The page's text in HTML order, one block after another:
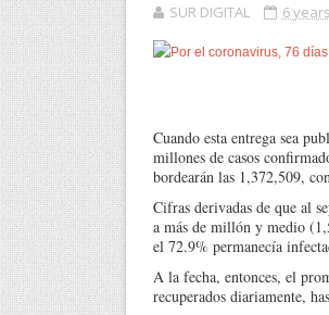
SUR DIGITAL 6
Cuando esta entrega sea
millones de casos
bordearán las 1,372,509,
Cifras derivadas de que al
a más de millón y medio
el 72.9% permanecía
A la fecha, entonces, el
recuperados diariamente,